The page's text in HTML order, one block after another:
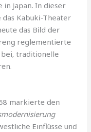
Japan. In dieser
Kabuki-Theater
das Bild der
reglementierte
bei, traditionelle
markierte den
Einflüsse und